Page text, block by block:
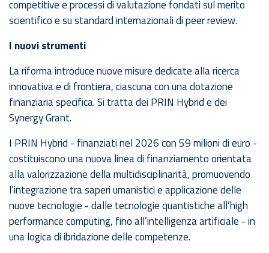
competitive e processi di valutazione fondati sul merito
scientifico e su standard internazionali di peer review.
I nuovi strumenti
La riforma introduce nuove misure dedicate alla ricerca
innovativa e di frontiera, ciascuna con una dotazione
finanziaria specifica. Si tratta dei PRIN Hybrid e dei
Synergy Grant.
I PRIN Hybrid - finanziati nel 2026 con 59 milioni di euro -
costituiscono una nuova linea di finanziamento orientata
alla valorizzazione della multidisciplinarità, promuovendo
l’integrazione tra saperi umanistici e applicazione delle
nuove tecnologie - dalle tecnologie quantistiche all’high
performance computing, fino all’intelligenza artificiale - in
una logica di ibridazione delle competenze.